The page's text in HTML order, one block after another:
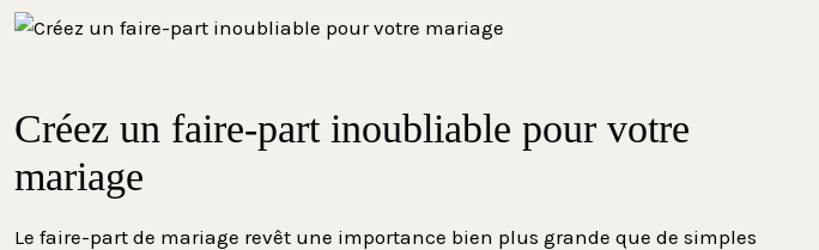
Créez un faire-part inoubliable pour votre
mariage
Le faire-part de mariage revêt une importance bien plus grande que de simples